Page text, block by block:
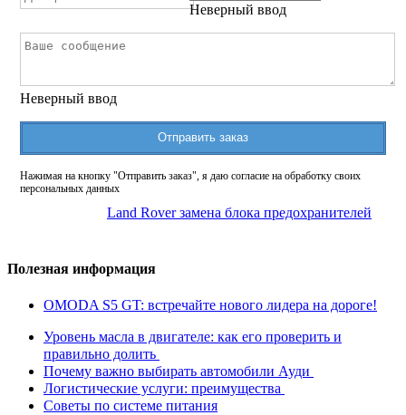
Неверный ввод
Неверный ввод
Отправить заказ
Нажимая на кнопку "Отправить заказ", я даю согласие на обработку своих
персональных данных
Land Rover замена блока предохранителей
Полезная информация
OMODA S5 GT: встречайте нового лидера на дороге!
Уровень масла в двигателе: как его проверить и
правильно долить
Почему важно выбирать автомобили Ауди
Логистические услуги: преимущества
Советы по системе питания